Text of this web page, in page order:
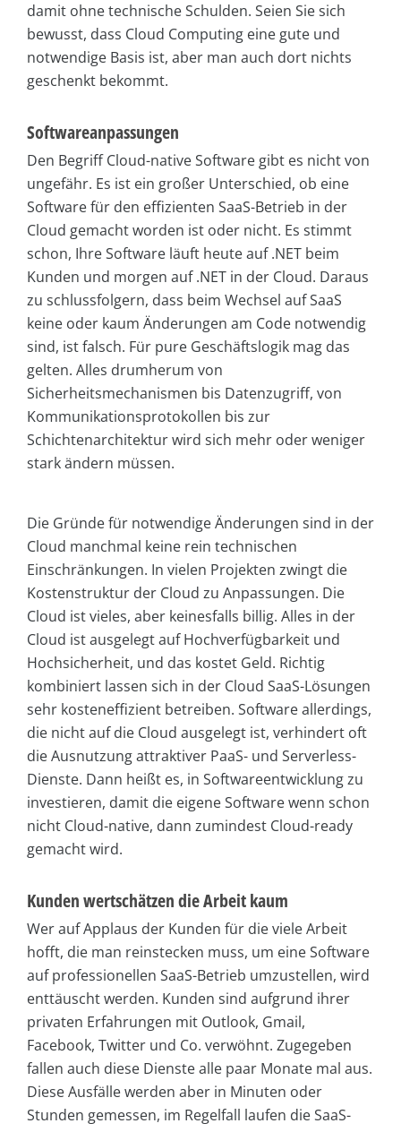
damit ohne technische Schulden. Seien Sie sich
bewusst, dass Cloud Computing eine gute und
notwendige Basis ist, aber man auch dort nichts
geschenkt bekommt.
Softwareanpassungen
Den Begriff Cloud-native Software gibt es nicht von
ungefähr. Es ist ein großer Unterschied, ob eine
Software für den effizienten SaaS-Betrieb in der
Cloud gemacht worden ist oder nicht. Es stimmt
schon, Ihre Software läuft heute auf .NET beim
Kunden und morgen auf .NET in der Cloud. Daraus
zu schlussfolgern, dass beim Wechsel auf SaaS
keine oder kaum Änderungen am Code notwendig
sind, ist falsch. Für pure Geschäftslogik mag das
gelten. Alles drumherum von
Sicherheitsmechanismen bis Datenzugriff, von
Kommunikationsprotokollen bis zur
Schichtenarchitektur wird sich mehr oder weniger
stark ändern müssen.
Die Gründe für notwendige Änderungen sind in der
Cloud manchmal keine rein technischen
Einschränkungen. In vielen Projekten zwingt die
Kostenstruktur der Cloud zu Anpassungen. Die
Cloud ist vieles, aber keinesfalls billig. Alles in der
Cloud ist ausgelegt auf Hochverfügbarkeit und
Hochsicherheit, und das kostet Geld. Richtig
kombiniert lassen sich in der Cloud SaaS-Lösungen
sehr kosteneffizient betreiben. Software allerdings,
die nicht auf die Cloud ausgelegt ist, verhindert oft
die Ausnutzung attraktiver PaaS- und Serverless-
Dienste. Dann heißt es, in Softwareentwicklung zu
investieren, damit die eigene Software wenn schon
nicht Cloud-native, dann zumindest Cloud-ready
gemacht wird.
Kunden wertschätzen die Arbeit kaum
Wer auf Applaus der Kunden für die viele Arbeit
hofft, die man reinstecken muss, um eine Software
auf professionellen SaaS-Betrieb umzustellen, wird
enttäuscht werden. Kunden sind aufgrund ihrer
privaten Erfahrungen mit Outlook, Gmail,
Facebook, Twitter und Co. verwöhnt. Zugegeben
fallen auch diese Dienste alle paar Monate mal aus.
Diese Ausfälle werden aber in Minuten oder
Stunden gemessen, im Regelfall laufen die SaaS-